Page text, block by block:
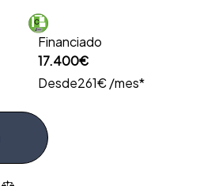
Financiado
17.400€
Desde261€ /mes*